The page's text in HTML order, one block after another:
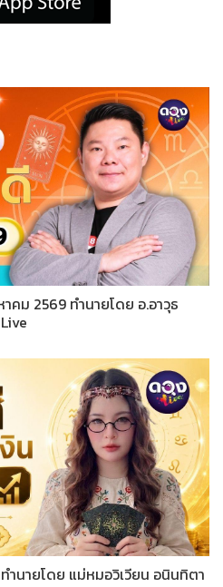
ม 2569 ทำนายโดย อ.อาวุธ
ทำนายโดย แม่หมอวิเวียน อนินทิตา